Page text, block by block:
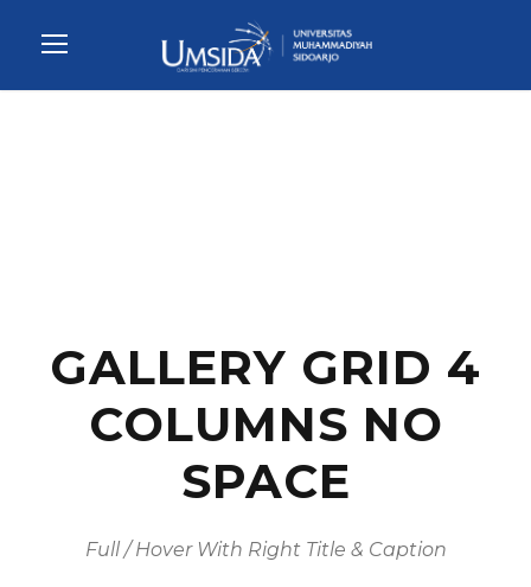
GALLERY GRID 4
COLUMNS NO
SPACE
Full / Hover With Right Title & Caption